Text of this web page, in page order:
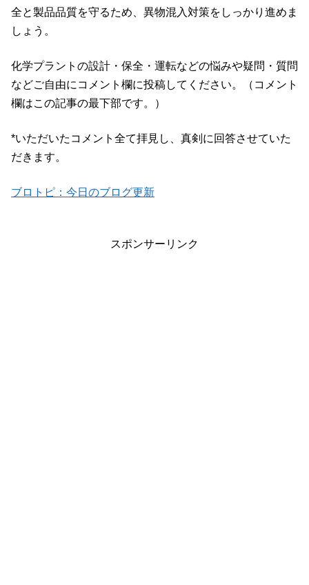
全と製品品質を守るため、異物混入対策をしっかり進めま
しょう。
化学プラントの設計・保全・運転などの悩みや疑問・質問
などご自由にコメント欄に投稿してください。（コメント
欄はこの記事の最下部です。）
*いただいたコメント全て拝見し、真剣に回答させていた
だきます。
ブロトピ：今日のブログ更新
スポンサーリンク